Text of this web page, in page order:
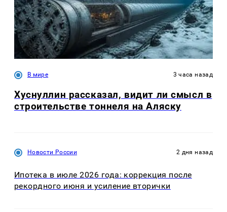
В мире 3 часа назад
Хуснуллин рассказал, видит ли смысл в
строительстве тоннеля на Аляску
Новости России 2 дня назад
Ипотека в июле 2026 года: коррекция после
рекордного июня и усиление вторички